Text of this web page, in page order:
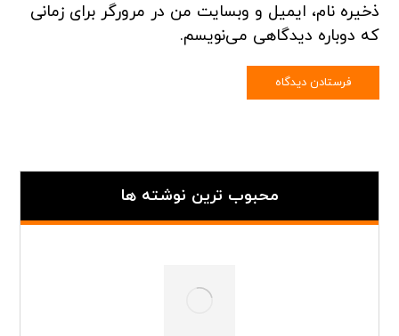
ذخیره نام، ایمیل و وبسایت من در مرورگر برای زمانی
که دوباره دیدگاهی می‌نویسم.
محبوب ترین نوشته ها